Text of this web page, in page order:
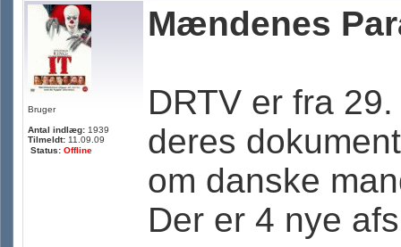
Bruger
Antal indlæg: 1939
Tilmeldt: 11.09.09
Status: Offline
Mændenes
DRTV er fra
deres
om danske
Der er 4 nye